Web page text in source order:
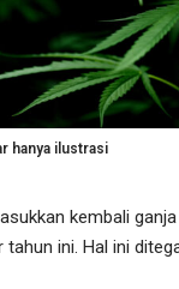
hanya ilustrasi
kembali
tahun ini. Hal ini